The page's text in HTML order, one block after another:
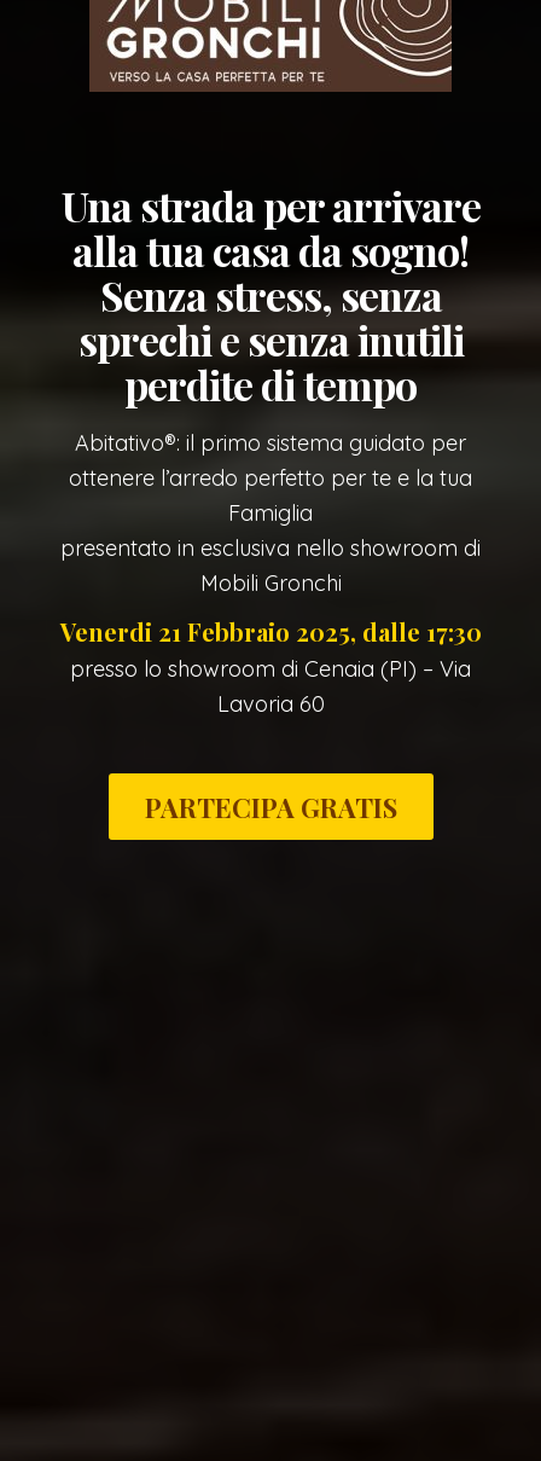
Una strada per arrivare
alla tua casa da sogno!
Senza stress, senza
sprechi e senza inutili
perdite di tempo
Abitativo®: il primo sistema guidato per
ottenere l’arredo perfetto per te e la tua
Famiglia
presentato in esclusiva nello showroom di
Mobili Gronchi
Venerdi 21 Febbraio 2025, dalle 17:30
presso lo showroom di Cenaia (PI) – Via
Lavoria 60
PARTECIPA GRATIS